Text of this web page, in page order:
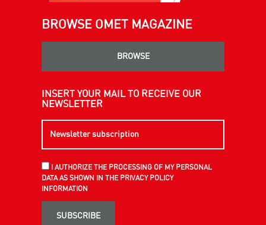
BROWSE OMET MAGAZINE
BROWSE
INSERT YOUR MAIL TO RECEIVE OUR
NEWSLETTER
I AUTHORIZE THE PROCESSING OF MY PERSONAL
DATA AS SHOWN IN THE PRIVACY POLICY
INFORMATION
SUBSCRIBE